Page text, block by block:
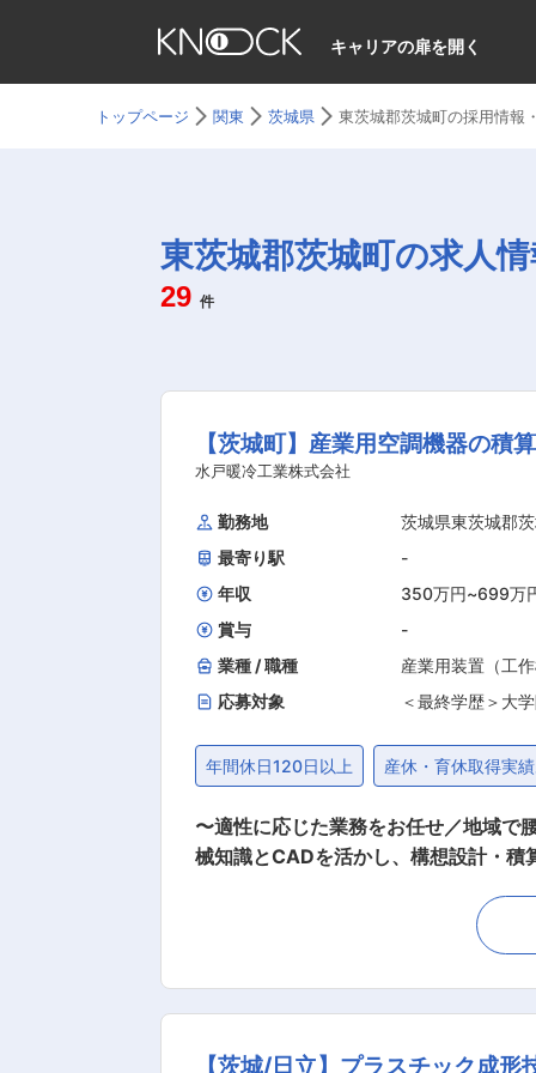
キャリアの扉を開く
トップページ 関東 茨城県 東茨城郡茨城町の採用情報
東茨城郡茨城町の求人
29 件
【茨城町】産業用空調機器の
水戸暖冷工業株式会社
勤務地
茨城県東茨城郡
最寄り駅
-
年収
350万円~699万
賞与
-
業種 / 職種
産業用装置（工
応募対象
＜最終学歴＞大
年間休日120日以上 産休・育休取得実
〜適性に応じた業務をお任せ／地域で腰を据えて働きたい
械知識とCADを活かし、構想設計・積
・顧客との打合せを通じた仕様整理
を基にした積算業務、原価算出およ
門間の壁が低く全体最適で業務を進
【茨城/日立】プラスチック成